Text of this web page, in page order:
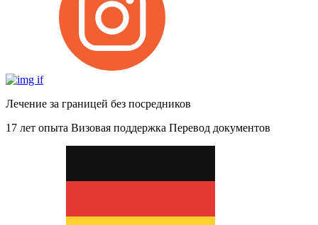
Лечение за границей без посредников
17 лет опыта Визовая поддержка Перевод документов